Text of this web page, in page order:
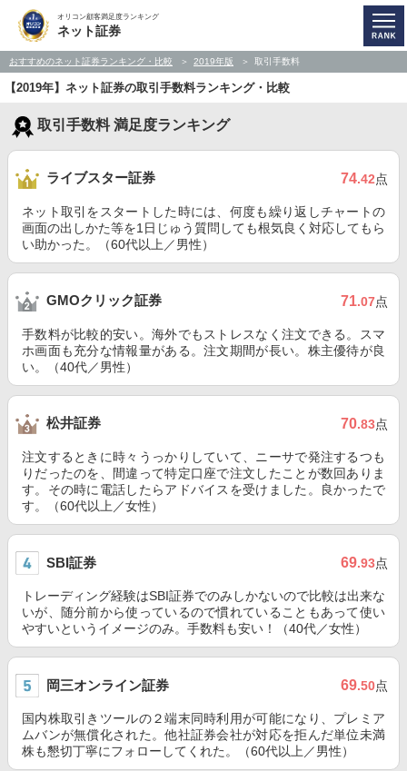
オリコン顧客満足度ランキング
ネット証券
おすすめのネット証券ランキング・比較 2019年版 取引手数料
【2019年】ネット証券の取引手数料ランキング・比較
取引手数料 満足度ランキング
ライブスター証券 74.42点
ネット取引をスタートした時には、何度も繰り返しチャートの
画面の出しかた等を1日じゅう質問しても根気良く対応してもら
い助かった。（60代以上／男性）
GMOクリック証券 71.07点
手数料が比較的安い。海外でもストレスなく注文できる。スマ
ホ画面も充分な情報量がある。注文期間が長い。株主優待が良
い。（40代／男性）
松井証券 70.83点
注文するときに時々うっかりしていて、ニーサで発注するつも
りだったのを、間違って特定口座で注文したことが数回ありま
す。その時に電話したらアドバイスを受けました。良かったで
す。（60代以上／女性）
SBI証券 69.93点
トレーディング経験はSBI証券でのみしかないので比較は出来な
いが、随分前から使っているので慣れていることもあって使い
やすいというイメージのみ。手数料も安い！（40代／女性）
岡三オンライン証券 69.50点
国内株取引きツールの２端末同時利用が可能になり、プレミア
ムバンが無償化された。他社証券会社が対応を拒んだ単位未満
株も懇切丁寧にフォローしてくれた。（60代以上／男性）